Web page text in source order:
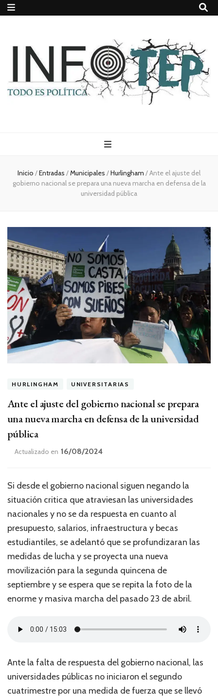
Todo es
(rosca)
política
Inicio /Entradas /Municipales /Hurlingham /Ante el ajuste del
gobierno nacional se prepara una nueva marcha en defensa de la
universidad pública
HURLINGHAM UNIVERSITARIAS
Ante el ajuste del gobierno nacional se prepara
una nueva marcha en defensa de la universidad
pública
Actualizado en 16/08/2024
Si desde el gobierno nacional siguen negando la
situación critica que atraviesan las universidades
nacionales y no se da respuesta en cuanto al
presupuesto, salarios, infraestructura y becas
estudiantiles, se adelantó que se profundizaran las
medidas de lucha y se proyecta una nueva
movilización para la segunda quincena de
septiembre y se espera que se repita la foto de la
enorme y masiva marcha del pasado 23 de abril.
Ante la falta de respuesta del gobierno nacional, las
universidades públicas no iniciaron el segundo
cuatrimestre por una medida de fuerza que se llevó